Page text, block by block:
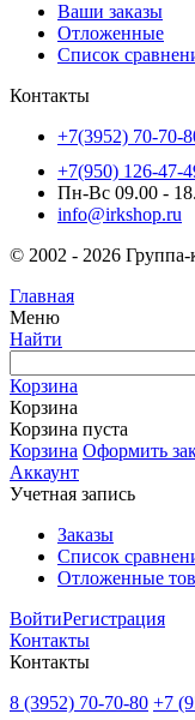
Ваши заказы
Отложенные
Список
Контакты
+7(3952) 70-70-
+7(950) 126-47-
Пн-Вс 09.00 -
info@irkshop.ru
© 2002 - 2026
Главная
Меню
Найти
Корзина
Корзина
Корзина пуста
Корзина Оформить
Аккаунт
Учетная запись
Заказы
Список
Отложенные
ВойтиРегистрация
Контакты
Контакты
8 (3952) 70-70-80 +7